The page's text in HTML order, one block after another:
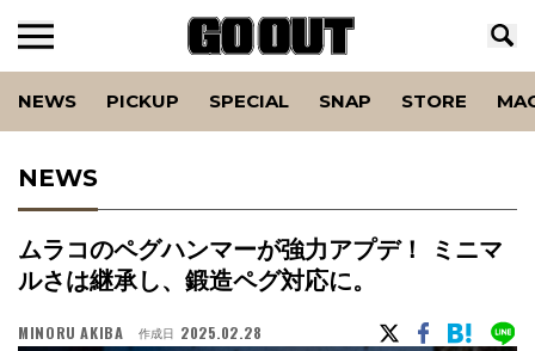
NEWS PICKUP SPECIAL SNAP STORE
NEWS
ムラコのペグハンマーが強力アプデ！ ミニマ
ルさは継承し、鍛造ペグ対応に。
MINORU AKIBA 作成日 2025.02.28